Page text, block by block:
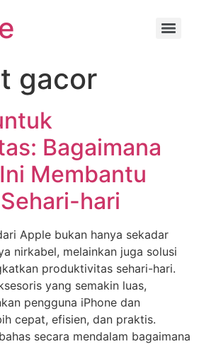
gacor
Bagaimana
Membantu
hari
Apple bukan hanya sekadar
nirkabel, melainkan juga solusi
produktivitas sehari-hari.
yang semakin luas,
pengguna iPhone dan
cepat, efisien, dan praktis.
secara mendalam bagaimana